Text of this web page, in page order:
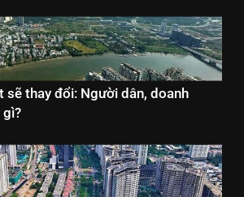
sẽ thay đổi: Người dân, doanh
gì?